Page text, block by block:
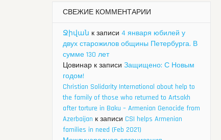
СВЕЖИЕ КОММЕНТАРИИ
Ջիվան к записи 4 января юбилей у
двух старожилов общины Петербурга. В
сумме 130 лет
Цовинар к записи Защищено: С Новым
годом!
Christian Solidarity International about help to
the family of those who returned to Artsakh
after torture in Baku – Armenian Genocide from
Azerbaijan к записи CSI helps Armenian
families in need (Feb 2021)